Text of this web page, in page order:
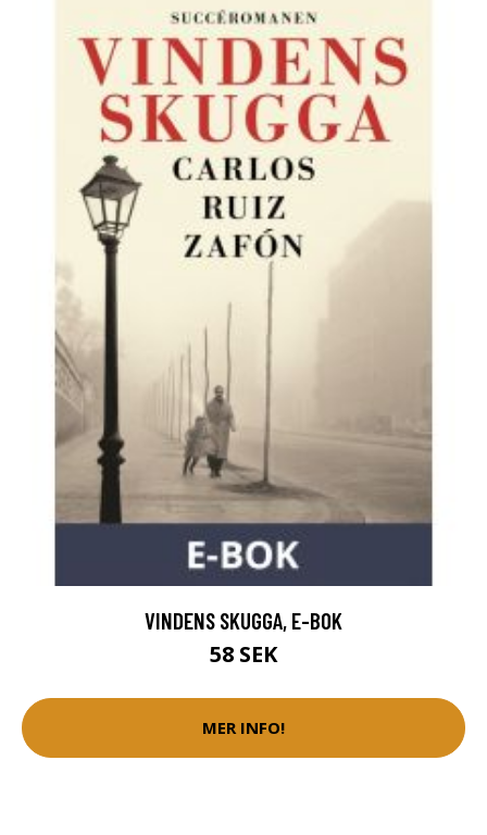
VINDENS SKUGGA, E-BOK
58 SEK
MER INFO!